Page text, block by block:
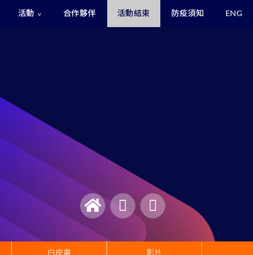
活動 合作夥伴 活動結束 防疫須知 ENG
白皮書 影片